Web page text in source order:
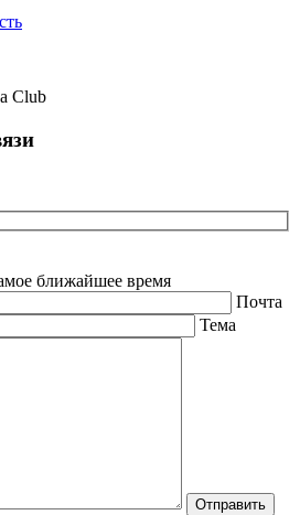
Club
ближайшее время
Почта
Тема